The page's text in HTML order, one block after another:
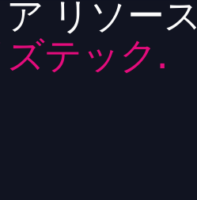
リソース
テック.